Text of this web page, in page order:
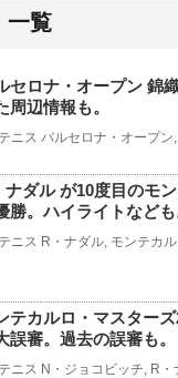
一覧
セロナ・オープン 錦
周辺情報も。
テニス バルセロナ・オープン,
ナダル が10度目のモ
勝。ハイライトなども
テニス R・ナダル, モンテカ
テカルロ・マスター
誤審。過去の誤審も。
テニス N・ジョコビッチ R・